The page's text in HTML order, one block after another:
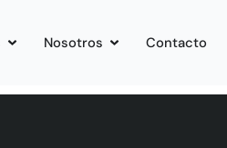
Nosotros Contacto